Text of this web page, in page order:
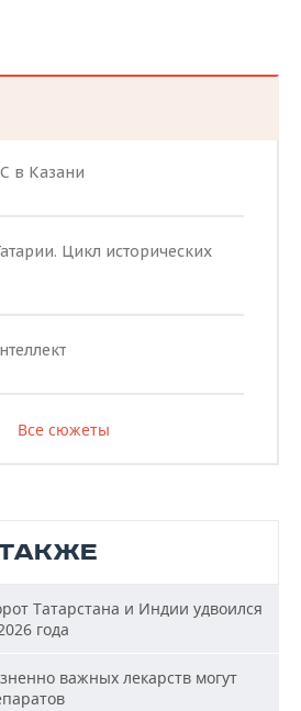
в Казани
Цикл исторических
Все сюжеты
Татарстана и Индии удвоился
года
важных лекарств могут